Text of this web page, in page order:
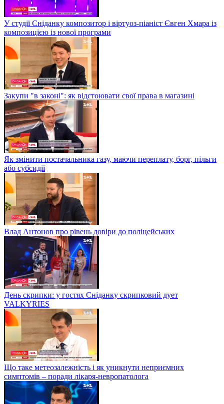
У студії Сніданку композитор і віртуоз-піаніст Євген Хмара із
композицією із нової програми
Закупи "в законі": як відстоювати свої права в магазині
Як змінити постачальника газу, маючи переплату, борг, пільги
або субсидії
Влад Антонов про рівень довіри до поліцейських
День скрипки: у гостях Сніданку скрипковий дует
VALKYRIES
Що таке метеозалежність і як уникнути неприємних
симптомів – поради лікаря-невропатолога